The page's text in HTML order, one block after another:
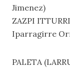
Jimenez)
ZAZPI
Iparragirre
PALETA